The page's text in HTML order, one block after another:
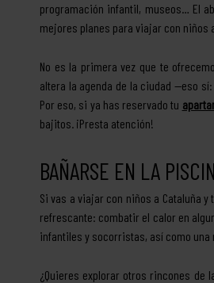
programación infantil, museos… El
mejores planes para viajar con niños
No es la primera vez que te
altera la agenda de la ciudad —eso
Por eso, si ya has reservado tu
bajitos. ¡Presta atención!
BAÑARSE EN LA
Si vas a viajar con niños a Cataluña y
refrescante: combatir el calor en
infantiles y socorristas, así como
¿Quieres explorar otros rincones de